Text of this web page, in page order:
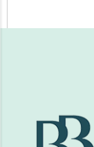
BIO ORIENT HUILE